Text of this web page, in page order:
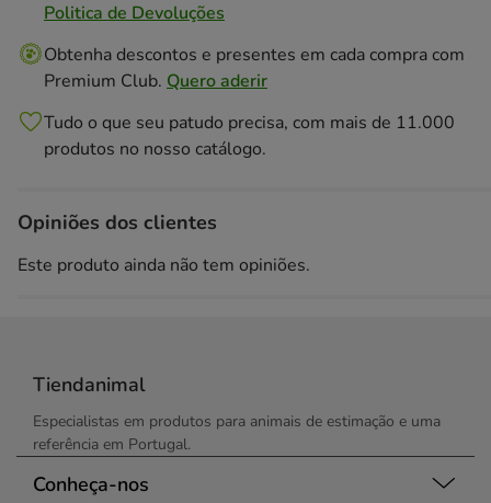
Politica de Devoluções
Obtenha descontos e presentes em cada compra com
Premium Club. Quero aderir
Tudo o que seu patudo precisa, com mais de 11.000
produtos no nosso catálogo.
Opiniões dos clientes
Este produto ainda não tem opiniões.
Tiendanimal
Especialistas em produtos para animais de estimação e uma
referência em Portugal.
Conheça-nos